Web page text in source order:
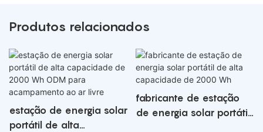
Produtos relacionados
estação de energia solar
portátil de alta
fabricante de estação
de energia solar portátil